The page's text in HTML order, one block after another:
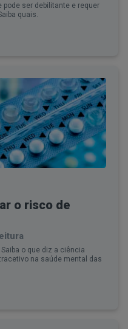
ser debilitante e requer
quais.
o risco de
o que diz a ciência
na saúde mental das